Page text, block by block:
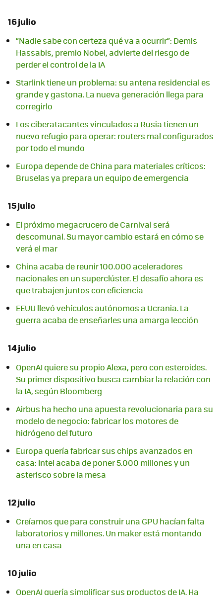
16 julio
“Nadie sabe con certeza qué va a ocurrir”: Demis
Hassabis, premio Nobel, advierte del riesgo de
perder el control de la IA
Starlink tiene un problema: su antena residencial es
grande y gastona. La nueva generación llega para
corregirlo
Los ciberatacantes vinculados a Rusia tienen un
nuevo refugio para operar: routers mal configurados
por todo el mundo
Europa depende de China para materiales críticos:
Bruselas ya prepara un equipo de emergencia
15 julio
El próximo megacrucero de Carnival será
descomunal. Su mayor cambio estará en cómo se
verá el mar
China acaba de reunir 100.000 aceleradores
nacionales en un superclúster. El desafío ahora es
que trabajen juntos con eficiencia
EEUU llevó vehículos autónomos a Ucrania. La
guerra acaba de enseñarles una amarga lección
14 julio
OpenAI quiere su propio Alexa, pero con esteroides.
Su primer dispositivo busca cambiar la relación con
la IA, según Bloomberg
Airbus ha hecho una apuesta revolucionaria para su
modelo de negocio: fabricar los motores de
hidrógeno del futuro
Europa quería fabricar sus chips avanzados en
casa: Intel acaba de poner 5.000 millones y un
asterisco sobre la mesa
12 julio
Creíamos que para construir una GPU hacían falta
laboratorios y millones. Un maker está montando
una en casa
10 julio
OpenAI quería simplificar sus productos de IA. Ha